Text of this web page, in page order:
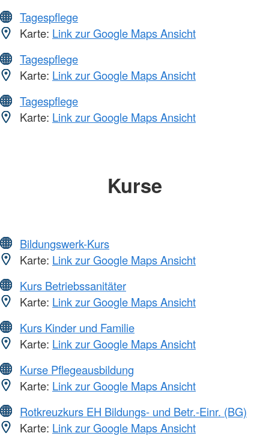
Tagespflege
Karte: Link zur Google Maps Ansicht
Tagespflege
Karte: Link zur Google Maps Ansicht
Tagespflege
Karte: Link zur Google Maps Ansicht
Kurse
Bildungswerk-Kurs
Karte: Link zur Google Maps Ansicht
Kurs Betriebssanitäter
Karte: Link zur Google Maps Ansicht
Kurs Kinder und Familie
Karte: Link zur Google Maps Ansicht
Kurse Pflegeausbildung
Karte: Link zur Google Maps Ansicht
Rotkreuzkurs EH Bildungs- und Betr.-Einr. (BG)
Karte: Link zur Google Maps Ansicht